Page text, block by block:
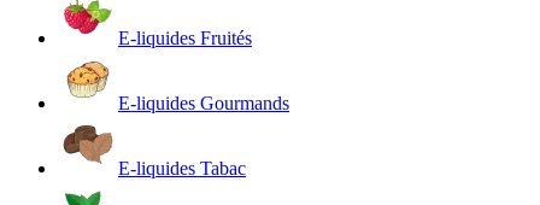
E-liquides Fruités
E-liquides Gourmands
E-liquides Tabac